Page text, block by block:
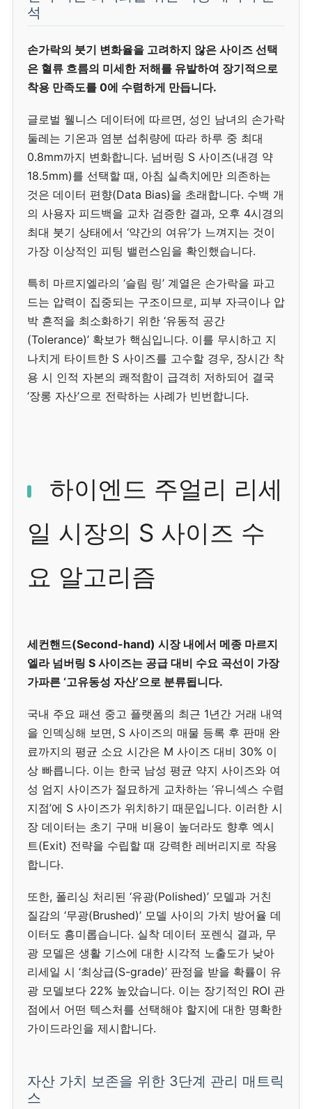
석
손가락의 붓기 변화율을 고려하지 않은 사이즈 선택
은 혈류 흐름의 미세한 저해를 유발하여 장기적으로
착용 만족도를 0에 수렴하게 만듭니다.
글로벌 웰니스 데이터에 따르면, 성인 남녀의 손가락
둘레는 기온과 염분 섭취량에 따라 하루 중 최대
0.8mm까지 변화합니다. 넘버링 S 사이즈(내경 약
18.5mm)를 선택할 때, 아침 실측치에만 의존하는
것은 데이터 편향(Data Bias)을 초래합니다. 수백 개
의 사용자 피드백을 교차 검증한 결과, 오후 4시경의
최대 붓기 상태에서 ‘약간의 여유’가 느껴지는 것이
가장 이상적인 피팅 밸런스임을 확인했습니다.
특히 마르지엘라의 ‘슬림 링’ 계열은 손가락을 파고
드는 압력이 집중되는 구조이므로, 피부 자극이나 압
박 흔적을 최소화하기 위한 ‘유동적 공간
(Tolerance)’ 확보가 핵심입니다. 이를 무시하고 지
나치게 타이트한 S 사이즈를 고수할 경우, 장시간 착
용 시 인적 자본의 쾌적함이 급격히 저하되어 결국
‘장롱 자산’으로 전락하는 사례가 빈번합니다.
하이엔드 주얼리 리세
일 시장의 S 사이즈 수
요 알고리즘
세컨핸드(Second-hand) 시장 내에서 메종 마르지
엘라 넘버링 S 사이즈는 공급 대비 수요 곡선이 가장
가파른 ‘고유동성 자산’으로 분류됩니다.
국내 주요 패션 중고 플랫폼의 최근 1년간 거래 내역
을 인덱싱해 보면, S 사이즈의 매물 등록 후 판매 완
료까지의 평균 소요 시간은 M 사이즈 대비 30% 이
상 빠릅니다. 이는 한국 남성 평균 약지 사이즈와 여
성 엄지 사이즈가 절묘하게 교차하는 ‘유니섹스 수렴
지점’에 S 사이즈가 위치하기 때문입니다. 이러한 시
장 데이터는 초기 구매 비용이 높더라도 향후 엑시
트(Exit) 전략을 수립할 때 강력한 레버리지로 작용
합니다.
또한, 폴리싱 처리된 ‘유광(Polished)’ 모델과 거친
질감의 ‘무광(Brushed)’ 모델 사이의 가치 방어율 데
이터도 흥미롭습니다. 실착 데이터 포렌식 결과, 무
광 모델은 생활 기스에 대한 시각적 노출도가 낮아
리세일 시 ‘최상급(S-grade)’ 판정을 받을 확률이 유
광 모델보다 22% 높았습니다. 이는 장기적인 ROI 관
점에서 어떤 텍스처를 선택해야 할지에 대한 명확한
가이드라인을 제시합니다.
자산 가치 보존을 위한 3단계 관리 매트릭
스